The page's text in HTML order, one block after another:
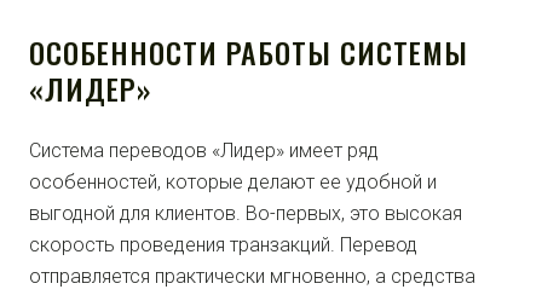
ОСОБЕННОСТИ РАБОТЫ СИСТЕМЫ
«ЛИДЕР»
Система переводов «Лидер» имеет ряд
особенностей, которые делают ее удобной и
выгодной для клиентов. Во-первых, это высокая
скорость проведения транзакций. Перевод
отправляется практически мгновенно, а средства